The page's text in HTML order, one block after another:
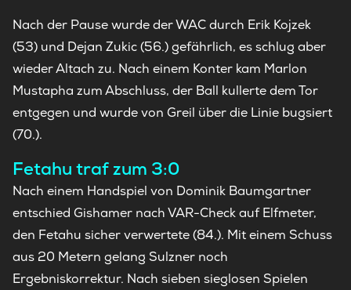
Nach der Pause wurde der WAC durch Erik Kojzek
(53) und Dejan Zukic (56.) gefährlich, es schlug aber
wieder Altach zu. Nach einem Konter kam Marlon
Mustapha zum Abschluss, der Ball kullerte dem Tor
entgegen und wurde von Greil über die Linie bugsiert
(70.).
Fetahu traf zum 3:0
Nach einem Handspiel von Dominik Baumgartner
entschied Gishamer nach VAR-Check auf Elfmeter,
den Fetahu sicher verwertete (84.). Mit einem Schuss
aus 20 Metern gelang Sulzner noch
Ergebniskorrektur. Nach sieben sieglosen Spielen